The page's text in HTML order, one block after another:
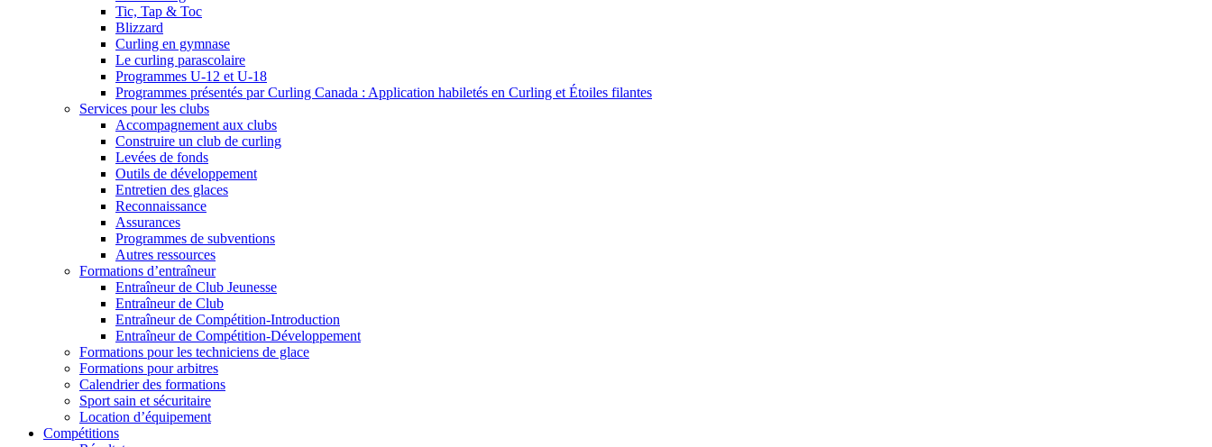
Tic, Tap & Toc
Blizzard
Curling en gymnase
Le curling parascolaire
Programmes U-12 et U-18
Programmes présentés par Curling Canada : Application habiletés en Curling et Étoiles filantes
Services pour les clubs
Accompagnement aux clubs
Construire un club de curling
Levées de fonds
Outils de développement
Entretien des glaces
Reconnaissance
Assurances
Programmes de subventions
Autres ressources
Formations d’entraîneur
Entraîneur de Club Jeunesse
Entraîneur de Club
Entraîneur de Compétition-Introduction
Entraîneur de Compétition-Développement
Formations pour les techniciens de glace
Formations pour arbitres
Calendrier des formations
Sport sain et sécuritaire
Location d’équipement
Compétitions